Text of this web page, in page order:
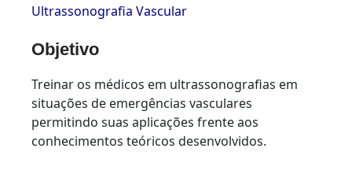
Ultrassonografia Vascular
Objetivo
Treinar os médicos em ultrassonografias em
situações de emergências vasculares
permitindo suas aplicações frente aos
conhecimentos teóricos desenvolvidos.